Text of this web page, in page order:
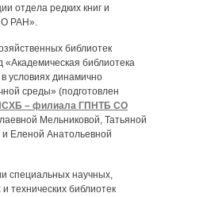
отдела редких книг и
РАН».
библиотек
«Академическая библиотека
условиях динамично
среды» (подготовлен
– филиала ГПНТБ СО
Мельниковой, Татьяной
Еленой Анатольевной
специальных научных,
технических библиотек